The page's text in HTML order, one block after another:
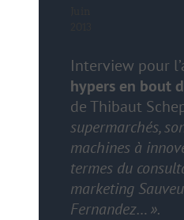
Interview pour
hypers en bout
de Thibaut
supermarchés,
machines à
termes du
marketing
Fernandez… ».